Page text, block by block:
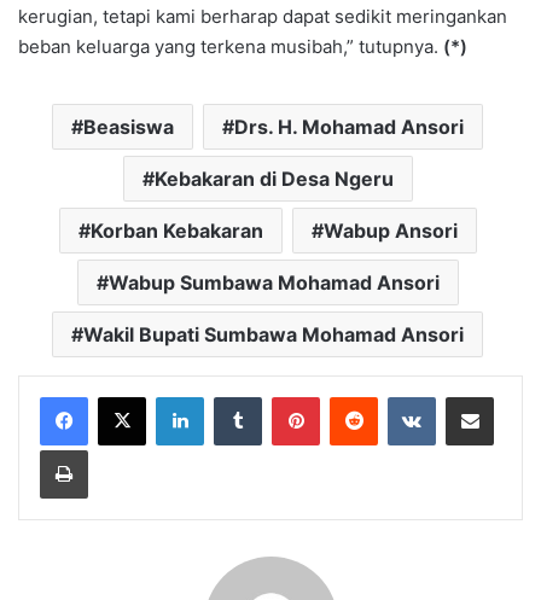
kerugian, tetapi kami berharap dapat sedikit meringankan
beban keluarga yang terkena musibah,” tutupnya. (*)
Beasiswa Drs. H. Mohamad Ansori
Kebakaran di Desa Ngeru
Korban Kebakaran Wabup Ansori
Wabup Sumbawa Mohamad Ansori
Wakil Bupati Sumbawa Mohamad Ansori
LinkedInTumblr PinterestReddit VKontakteBagikan Lewat Email
Cetak